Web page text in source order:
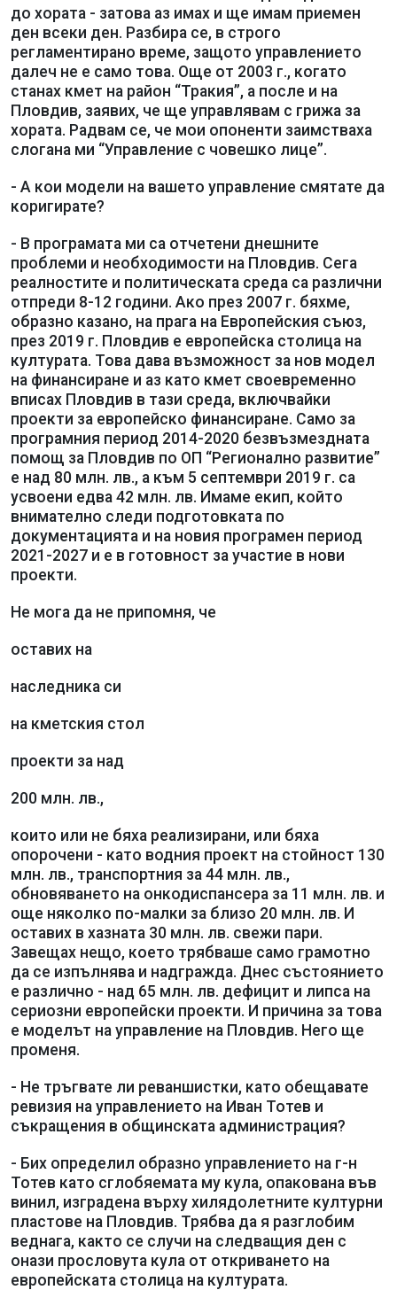
до хората - затова аз имах и ще имам приемен
ден всеки ден. Разбира се, в строго
регламентирано време, защото управлението
далеч не е само това. Още от 2003 г., когато
станах кмет на район “Тракия”, а после и на
Пловдив, заявих, че ще управлявам с грижа за
хората. Радвам се, че мои опоненти заимстваха
слогана ми “Управление с човешко лице”.
- А кои модели на вашето управление смятате да
коригирате?
- В програмата ми са отчетени днешните
проблеми и необходимости на Пловдив. Сега
реалностите и политическата среда са различни
отпреди 8-12 години. Ако през 2007 г. бяхме,
образно казано, на прага на Европейския съюз,
през 2019 г. Пловдив е европейска столица на
културата. Това дава възможност за нов модел
на финансиране и аз като кмет своевременно
вписах Пловдив в тази среда, включвайки
проекти за европейско финансиране. Само за
програмния период 2014-2020 безвъзмездната
помощ за Пловдив по ОП “Регионално развитие”
е над 80 млн. лв., а към 5 септември 2019 г. са
усвоени едва 42 млн. лв. Имаме екип, който
внимателно следи подготовката по
документацията и на новия програмен период
2021-2027 и е в готовност за участие в нови
проекти.
Не мога да не припомня, че
оставих на
наследника си
на кметския стол
проекти за над
200 млн. лв.,
които или не бяха реализирани, или бяха
опорочени - като водния проект на стойност 130
млн. лв., транспортния за 44 млн. лв.,
обновяването на онкодиспансера за 11 млн. лв. и
още няколко по-малки за близо 20 млн. лв. И
оставих в хазната 30 млн. лв. свежи пари.
Завещах нещо, което трябваше само грамотно
да се изпълнява и надгражда. Днес състоянието
е различно - над 65 млн. лв. дефицит и липса на
сериозни европейски проекти. И причина за това
е моделът на управление на Пловдив. Него ще
променя.
- Не тръгвате ли реваншистки, като обещавате
ревизия на управлението на Иван Тотев и
съкращения в общинската администрация?
- Бих определил образно управлението на г-н
Тотев като сглобяемата му кула, опакована във
винил, изградена върху хилядолетните културни
пластове на Пловдив. Трябва да я разглобим
веднага, както се случи на следващия ден с
онази прословута кула от откриването на
европейската столица на културата.